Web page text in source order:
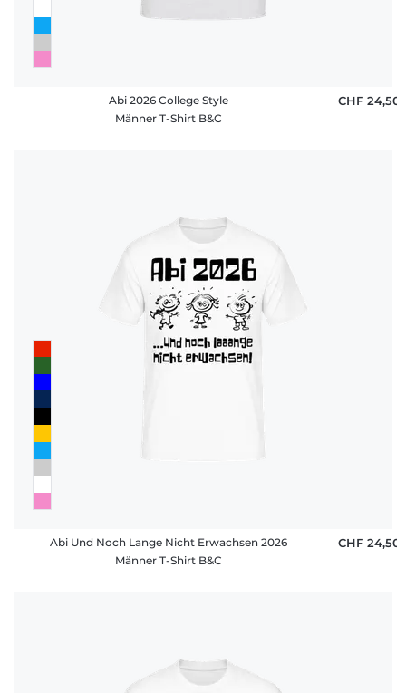
Abi 2026 College Style
Männer T-Shirt B&C
CHF 24,50
Abi Und Noch Lange Nicht Erwachsen 2026
Männer T-Shirt B&C
CHF 24,50